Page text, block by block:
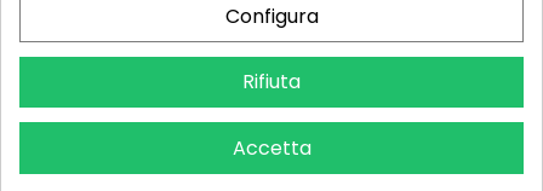
Configura
Rifiuta
Accetta